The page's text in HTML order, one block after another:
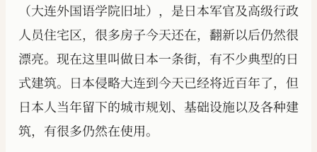
（大连外国语学院旧址），是日本军官及高级行政
人员住宅区，很多房子今天还在，翻新以后仍然很
漂亮。现在这里叫做日本一条街，有不少典型的日
式建筑。日本侵略大连到今天已经将近百年了，但
日本人当年留下的城市规划、基础设施以及各种建
筑，有很多仍然在使用。